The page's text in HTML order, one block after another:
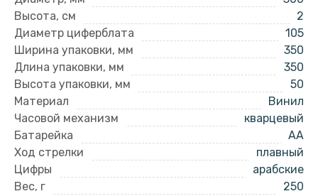
Высота, см
2
Диаметр циферблата
105
Ширина упаковки, мм
350
Длина упаковки, мм
350
Высота упаковки, мм
50
Материал
Винил
Часовой механизм
кварцевый
Батарейка
AA
Ход стрелки
плавный
Цифры
арабские
Вес, г
250